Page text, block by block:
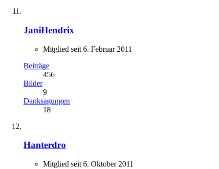
JaniHendrix
Mitglied seit 6. Februar 2011
Beiträge
456
Bilder
9
Danksagungen
18
Hanterdro
Mitglied seit 6. Oktober 2011